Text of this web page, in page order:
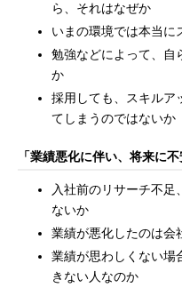
ら、それはなぜか
いまの環境では本当に
勉強などによって、自
か
採用しても、スキルア
てしまうのではないか
「業績悪化に伴い、将来に
入社前のリサーチ不
ないか
業績が悪化したのは会
業績が思わしくない場
きない人なのか